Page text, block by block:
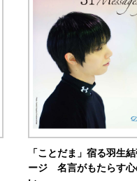
「ことだま」宿る羽生
ージ 名言がもたらす心